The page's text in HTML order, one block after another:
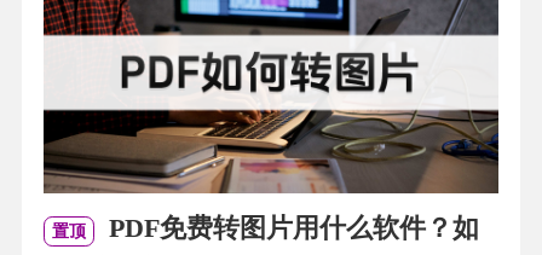
置顶
PDF免费转图片用什么软件？如